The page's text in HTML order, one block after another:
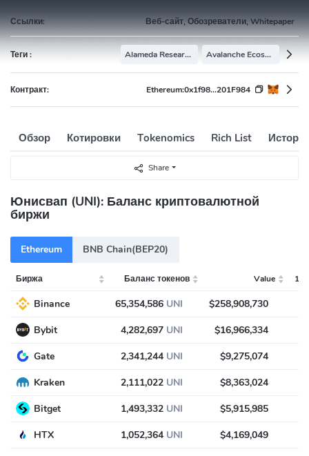
Ссылки: Веб-сайт, Обозреватели, Whitepaper
Теги : Alameda Research Portfolio Avalanche Ecosystem
Контракт: Ethereum:0x1f98...201F984
Обзор Котировки Tokenomics Rich List
Share
Юнисвап (UNI): Баланс криптовалютной
биржи
Ethereum BNB Chain(BEP20)
Биржа Баланс токенов Value 1D
Binance 65,354,586 UNI $258,908,730
Bybit
4,282,697 UNI $16,966,334
Gate
2,341,244 UNI $9,275,074
Kraken
2,111,022 UNI $8,363,024
Bitget
1,493,332 UNI $5,915,985
HTX
1,052,364 UNI $4,169,049